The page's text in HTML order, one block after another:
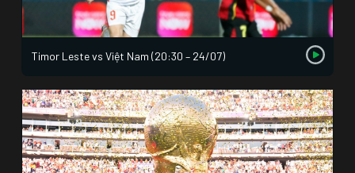
Timor Leste vs Việt Nam (20:30 – 24/07)